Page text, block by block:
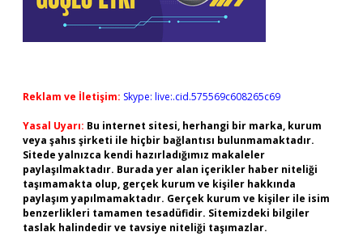
Reklam ve İletişim: Skype: live:.cid.575569c608265c69
Yasal Uyarı: Bu internet sitesi, herhangi bir marka, kurum
veya şahıs şirketi ile hiçbir bağlantısı bulunmamaktadır.
Sitede yalnızca kendi hazırladığımız makaleler
paylaşılmaktadır. Burada yer alan içerikler haber niteliği
taşımamakta olup, gerçek kurum ve kişiler hakkında
paylaşım yapılmamaktadır. Gerçek kurum ve kişiler ile isim
benzerlikleri tamamen tesadüfidir. Sitemizdeki bilgiler
taslak halindedir ve tavsiye niteliği taşımazlar.